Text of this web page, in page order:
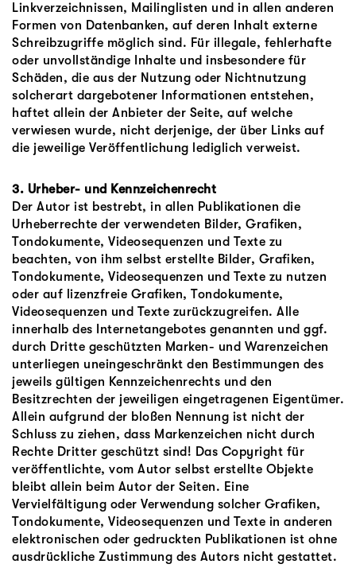
Linkverzeichnissen, Mailinglisten und in allen anderen
Formen von Datenbanken, auf deren Inhalt externe
Schreibzugriffe möglich sind. Für illegale, fehlerhafte
oder unvollständige Inhalte und insbesondere für
Schäden, die aus der Nutzung oder Nichtnutzung
solcherart dargebotener Informationen entstehen,
haftet allein der Anbieter der Seite, auf welche
verwiesen wurde, nicht derjenige, der über Links auf
die jeweilige Veröffentlichung lediglich verweist.
3. Urheber- und Kennzeichenrecht
Der Autor ist bestrebt, in allen Publikationen die
Urheberrechte der verwendeten Bilder, Grafiken,
Tondokumente, Videosequenzen und Texte zu
beachten, von ihm selbst erstellte Bilder, Grafiken,
Tondokumente, Videosequenzen und Texte zu nutzen
oder auf lizenzfreie Grafiken, Tondokumente,
Videosequenzen und Texte zurückzugreifen. Alle
innerhalb des Internetangebotes genannten und ggf.
durch Dritte geschützten Marken- und Warenzeichen
unterliegen uneingeschränkt den Bestimmungen des
jeweils gültigen Kennzeichenrechts und den
Besitzrechten der jeweiligen eingetragenen Eigentümer.
Allein aufgrund der bloßen Nennung ist nicht der
Schluss zu ziehen, dass Markenzeichen nicht durch
Rechte Dritter geschützt sind! Das Copyright für
veröffentlichte, vom Autor selbst erstellte Objekte
bleibt allein beim Autor der Seiten. Eine
Vervielfältigung oder Verwendung solcher Grafiken,
Tondokumente, Videosequenzen und Texte in anderen
elektronischen oder gedruckten Publikationen ist ohne
ausdrückliche Zustimmung des Autors nicht gestattet.